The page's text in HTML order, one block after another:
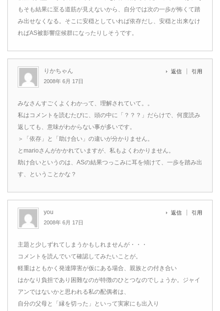
もそも結果に至る道筋が見えないから、自分では次の一歩が怖くて踏
み出せなくなる。そこに安穏としていれば依存だし、安穏と出来なけ
ればAS被影響症候群になったりしそうです。
りかちゃん
2008年 6月 17日
返信 引用
みなさんすごくよくわかって、理解されていて。。
私はコメントを読むたびに、頭の中に「？？？」だらけで、何度読み
返しても、意味がわからない事が多いです。
＞「依存」と「助け合い」の違いが分かりません。
とmarioさんがかかれていますが、私もよくわかりません。
助け合いというのは、ASの結果つっこみに耳を傾けて、一歩を踏み出
す、ということかな？
you
2008年 6月 17日
返信 引用
主題と少しずれてしまうかもしれませんが・・・
コメントを読んでいて確認してみたいことが。
軽重はともかく発達障害が仮にある場合、親族との付き合い
はかなり負担であり困難なのが特徴のひとつなのでしょうか。ジャイ
アンではないかと思われる私の配偶者は、
自分の父母と「縁を切った」といって実家にも出入り